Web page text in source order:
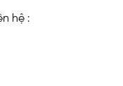
hệ :